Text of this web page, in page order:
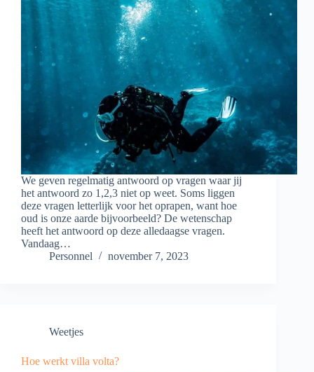
We geven regelmatig antwoord op vragen waar jij
het antwoord zo 1,2,3 niet op weet. Soms liggen
deze vragen letterlijk voor het oprapen, want hoe
oud is onze aarde bijvoorbeeld? De wetenschap
heeft het antwoord op deze alledaagse vragen.
Vandaag…
Personnel
november 7, 2023
Weetjes
Hoe werkt villa volta?